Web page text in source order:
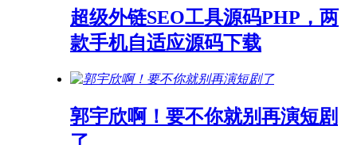
超级外链SEO工具源码PHP，两
款手机自适应源码下载
郭宇欣啊！要不你就别再演短剧